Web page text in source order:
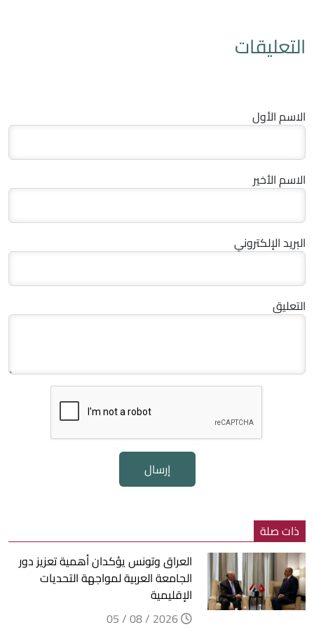
التعليقات
الاسم الأول
الاسم الأخير
البريد الإلكتروني
التعليق
إرسال
ذات صلة
العراق وتونس يؤكدان أهمية تعزيز دور
الجامعة العربية لمواجهة التحديات
الإقليمية